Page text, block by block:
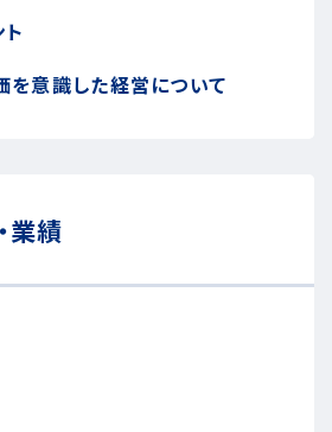
を意識した経営について
業績